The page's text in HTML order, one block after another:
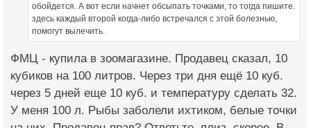
обойдется. А вот если начнет обсыпать точками, то тогда пишите.
здесь каждый второй когда-либо встречался с этой болезнью,
помогут вылечить.
ФМЦ - купила в зоомагазине. Продавец сказал, 10
кубиков на 100 литров. Через три дня ещё 10 куб.
через 5 дней еще 10 куб. и температуру сделать 32.
У меня 100 л. Рыбы заболели ихтиком, белые точки